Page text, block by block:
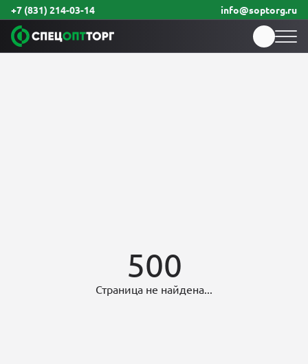
+7 (831) 214-03-14 info@soptorg.ru
500
Страница не найдена...